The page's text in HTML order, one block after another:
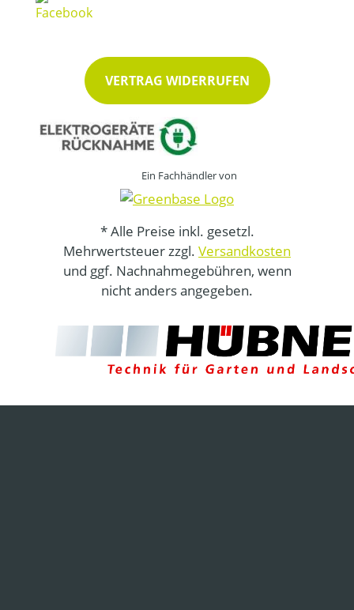
VERTRAG WIDERRUFEN
Ein Fachhändler von
* Alle Preise inkl. gesetzl.
Mehrwertsteuer zzgl. Versandkosten
und ggf. Nachnahmegebühren, wenn
nicht anders angegeben.